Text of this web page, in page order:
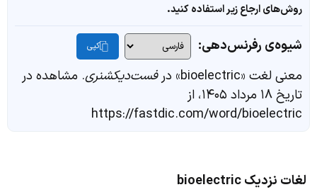
روش‌های ارجاع زیر استفاده کنید.
شیوه‌ی رفرنس‌دهی: کپی
معنی لغت «bioelectric» در فست‌دیکشنری. مشاهده در
تاریخ ۱۸ مرداد ۱۴۰۵، از
https://fastdic.com/word/bioelectric
لغات نزدیک bioelectric